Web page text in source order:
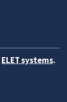
ELET systems.